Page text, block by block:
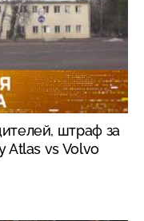
штраф за
Atlas vs Volvo